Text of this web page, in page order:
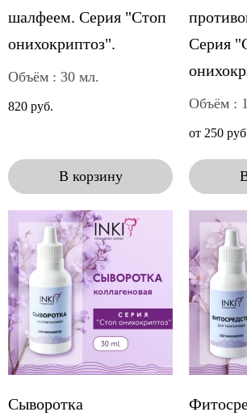
шалфеем. Серия "Стоп
онихокриптоз".
Объём : 30 мл.
820 руб.
В корзину
Серия
Объём :
от 250
Сыворотка